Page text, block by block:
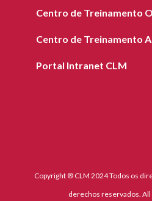
Centro de Treinamento
Centro de Treinamento
Portal Intranet CLM
Copyright ® CLM 2024 Todos os
derechos reservados.